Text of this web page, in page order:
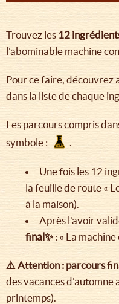
Trouvez les12
l'abominable machine
Pour ce faire, découvrez
dans la liste de chaque
Les parcours compris
symbole :
.
Une fois les 12
la feuille de route «
à la maison).
Après l’avoir
final✨ : « La
⚠️ Attention : parcours
des vacances d'automne
printemps).